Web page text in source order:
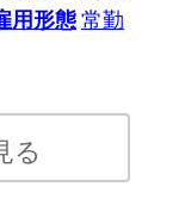
用形態常勤
る